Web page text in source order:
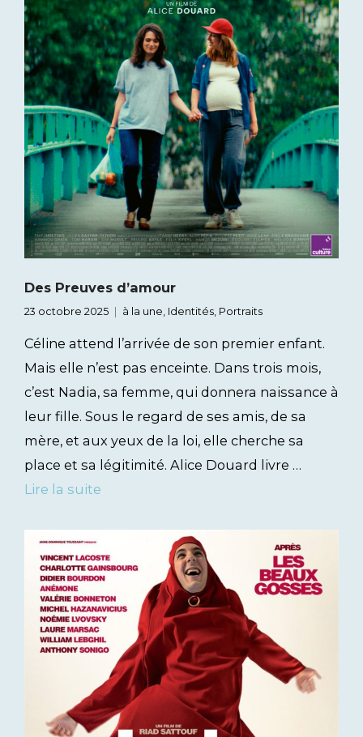
Des Preuves d’amour
23 octobre 2025 à la une, Identités, Portraits
Céline attend l’arrivée de son premier enfant.
Mais elle n’est pas enceinte. Dans trois mois,
c’est Nadia, sa femme, qui donnera naissance à
leur fille. Sous le regard de ses amis, de sa
mère, et aux yeux de la loi, elle cherche sa
place et sa légitimité. Alice Douard livre …
Lire la suite